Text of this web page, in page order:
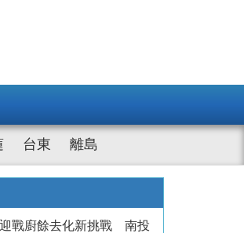
台東 離島
迎戰廚餘去化新挑戰 南投